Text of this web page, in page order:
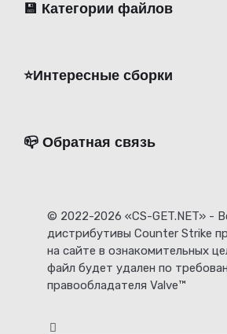
💾 Категории файлов
⭐️Интересные сборки
📪 Обратная связь
© 2022-2026 «CS-GET.NET» -
дистрибутивы Counter Strike
на сайте в ознакомительных
файл будет удален по
правообладателя Valve™